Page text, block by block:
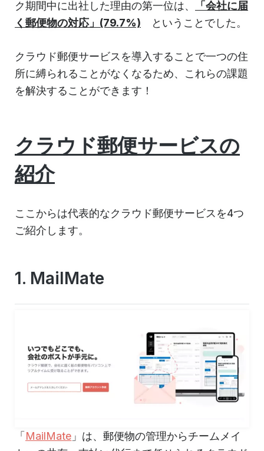
ク期間中に出社した理由の第一位は、
「会社に届
く郵便物の対応」(79.7%) ということでした。
クラウド郵便サービスを導入することで一つの住
所に縛られることがなくなるため、これらの課題
を解決することができます！
クラウド郵便サービスの
紹介
ここからは代表的なクラウド郵便サービスを4つ
ご紹介します。
1. MailMate
「 MailMate 」は、郵便物の管理からチームメイ